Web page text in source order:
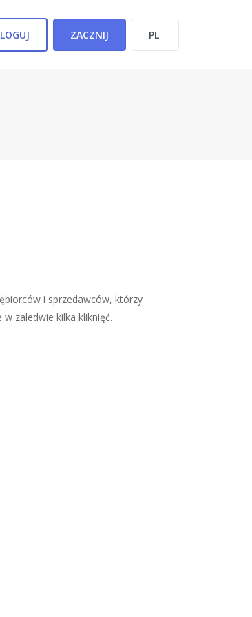
ZACZNIJ
i sprzedawców, którzy
zaledwie kilka kliknięć.